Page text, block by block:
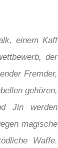
einem Kaff
der
Fremder,
gehören,
Jin werden
magische
Waffe.